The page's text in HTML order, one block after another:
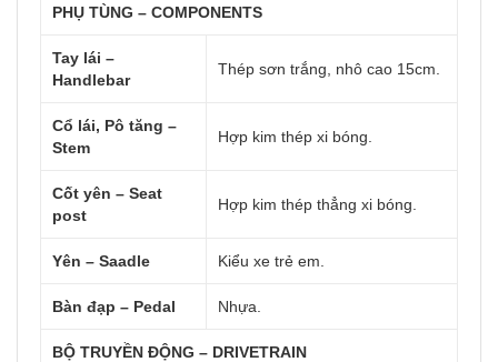
PHỤ TÙNG – COMPONENTS
Tay lái –
Handlebar
Thép sơn trắng, nhô cao 15cm.
Cổ lái, Pô tăng –
Stem
Hợp kim thép xi bóng.
Cốt yên – Seat
post
Hợp kim thép thẳng xi bóng.
Yên – Saadle Kiểu xe trẻ em.
Bàn đạp – Pedal Nhựa.
BỘ TRUYỀN ĐỘNG – DRIVETRAIN